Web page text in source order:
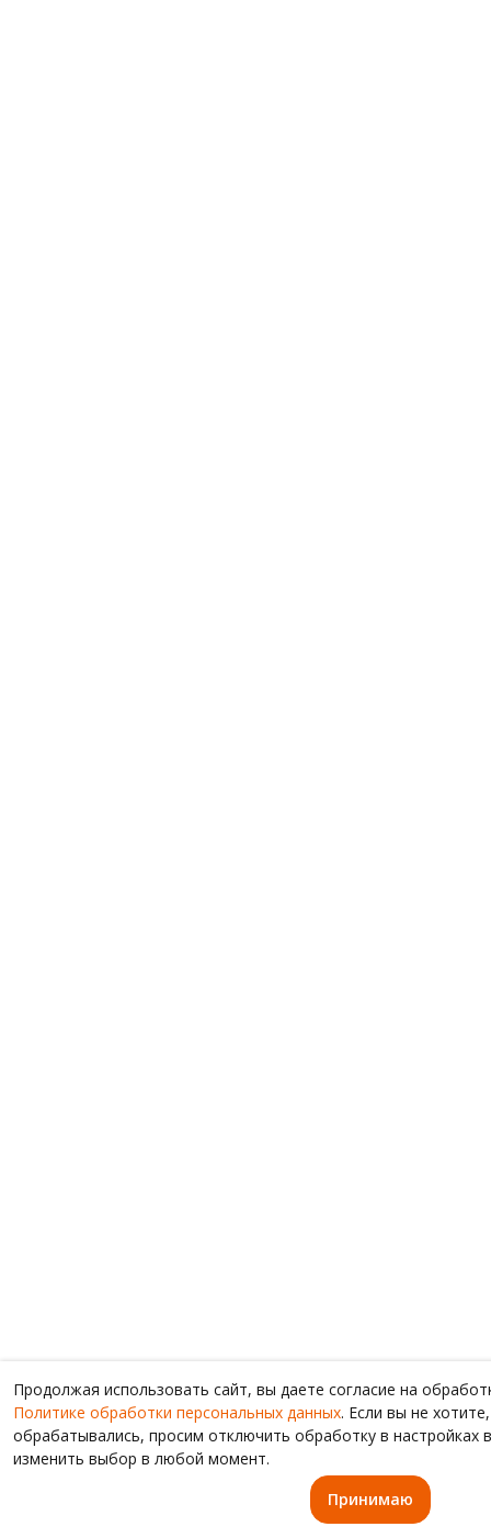
Продолжая использовать сайт, вы даете согласие на
Политике обработки персональных данных. Если вы не
обрабатывались, просим отключить обработку в настройках
изменить выбор в любой момент.
Принимаю